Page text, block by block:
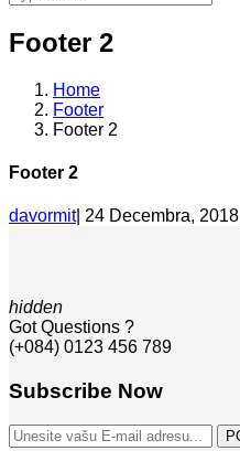
Footer 2
Home
Footer
Footer 2
Footer 2
davormit| 24 Decembra, 2018
hidden
Got Questions ?
(+084) 0123 456 789
Subscribe Now